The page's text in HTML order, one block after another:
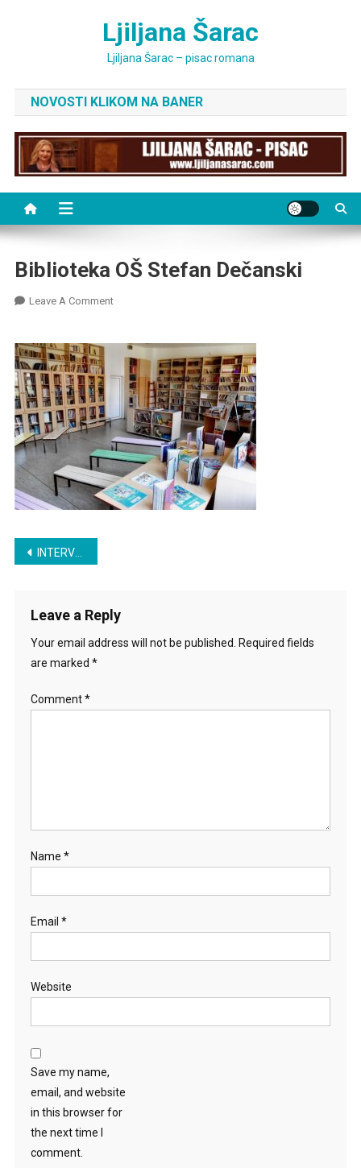
Ljiljana Šarac
Ljiljana Šarac – pisac romana
NOVOSTI KLIKOM NA BANER
Biblioteka OŠ Stefan Dečanski
Leave A CommentOn
Stefan
Dečanski
Post
INTERVJU – SANDA IGNJATOVIĆ, BIBLIOTEKARKA
Leave a Reply
Your email address will not be published.
Required fields
are marked *
Comment*
Name *
Email *
Website
Save my name,
email, and website
in this browser for
the next time I
comment.